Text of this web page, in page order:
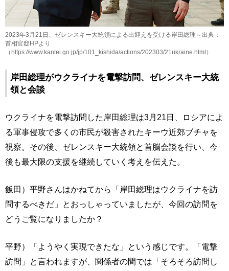
2023年3月21日、ゼレンスキー大統領による出迎えを受ける岸田総理～出典：
首相官邸HPより
（https://www.kantei.go.jp/jp/101_kishida/actions/202303/21ukraine.html）
岸田総理がウクライナを電撃訪問、ゼレンスキー大統
領と会談
ウクライナを電撃訪問した岸田総理は3月21日、ロシアによ
る軍事侵攻で多くの市民が殺害されたキーウ近郊ブチャを
視察。その後、ゼレンスキー大統領と首脳会談を行い、今
後も最大限の支援を継続していく考えを伝えた。
飯田）平野さんはかねてから「岸田総理はウクライナを訪
問するべきだ」とおっしゃっていましたが、今回の訪問を
どうご覧になりましたか？
平野）「ようやく実現できたな」という感じです。「電撃
訪問」と言われますが、関係者の間では「そろそろ訪問し